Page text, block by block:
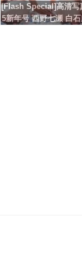
[Flash Special]高清写
5新年号 西野七瀬 白